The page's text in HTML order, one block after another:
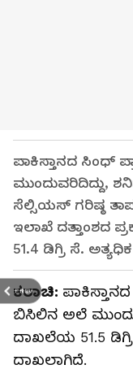
PREV
ಪಾಕಿಸ್ತಾನದ ಸಿಂಧ್
ಮುಂದುವರಿದಿದ್ದು,
ಸೆಲ್ಸಿಯಸ್‌ ಗರಿಷ್ಠ
ಇಲಾಖೆ ದತ್ತಾಂಶದ
51.4 ಡಿಗ್ರಿ ಸೆ.
ಕರಾಚಿ:
ಬಿಸಿಲಿನ ಅಲೆ
ದಾಖಲೆಯ 51.5
ದಾಖಲಾಗಿದೆ.